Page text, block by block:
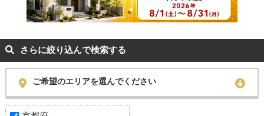
さらに絞り込んで検索する
ご希望のエリアを選んでください